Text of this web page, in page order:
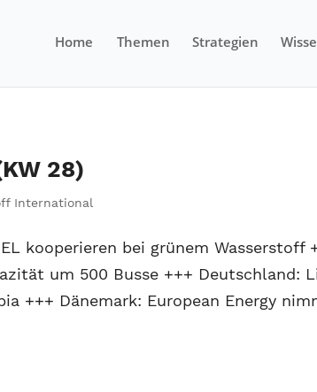
Home Themen Strategien
28)
International
kooperieren bei grünem Wasserstoff
um 500 Busse +++ Deutschland:
+++ Dänemark: European Energy